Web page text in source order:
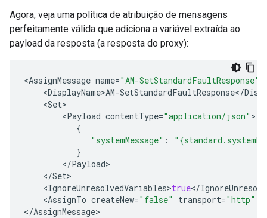
Agora, veja uma política de atribuição de mensagens
perfeitamente válida que adiciona a variável extraída ao
payload da resposta (a resposta do proxy):
<AssignMessage name="AM-SetStandardFaultResponse"
<DisplayName>AM-SetStandardFaultResponse</
<Set>
<Payload contentType="application/json" >
{
"systemMessage" :
}
</Payload>
</Set>
<IgnoreUnresolvedVariables>true</
<AssignTo createNew="false" transport="http"
</AssignMessage>